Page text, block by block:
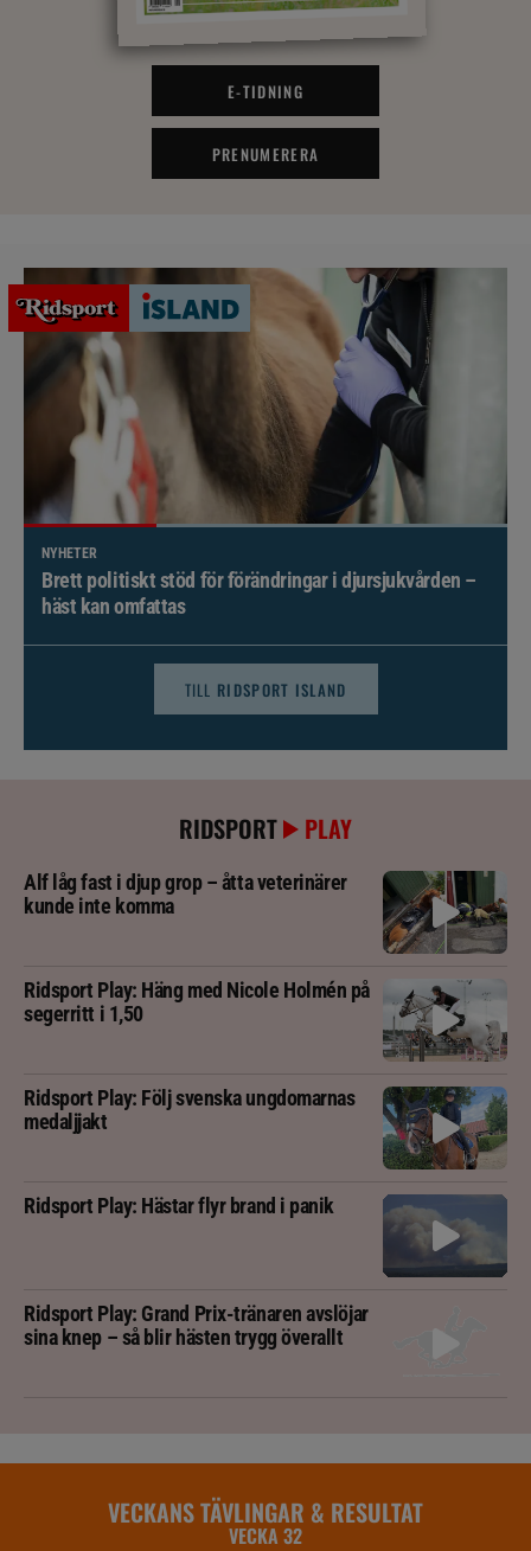
E-TIDNING
PRENUMERERA
NYHETER
Brett politiskt stöd för förändringar i djursjukvården –
häst kan omfattas
TILL RIDSPORT ISLAND
RIDSPORT PLAY
Alf låg fast i djup grop – åtta veterinärer
kunde inte komma
Ridsport Play: Häng med Nicole Holmén på
segerritt i 1,50
Ridsport Play: Följ svenska ungdomarnas
medaljjakt
Ridsport Play: Hästar flyr brand i panik
Ridsport Play: Grand Prix-tränaren avslöjar
sina knep – så blir hästen trygg överallt
VECKANS TÄVLINGAR & RESULTAT
VECKA 32